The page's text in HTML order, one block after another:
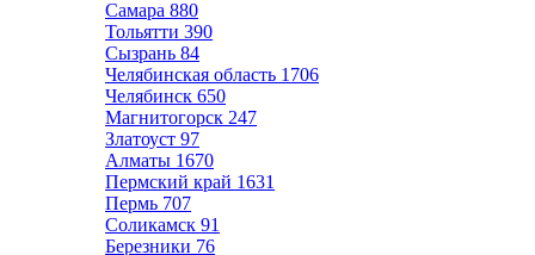
Самара 880
Тольятти 390
Сызрань 84
Челябинская область 1706
Челябинск 650
Магнитогорск 247
Златоуст 97
Алматы 1670
Пермский край 1631
Пермь 707
Соликамск 91
Березники 76